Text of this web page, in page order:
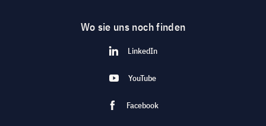
Wo sie uns noch finden
LinkedIn
YouTube
Facebook